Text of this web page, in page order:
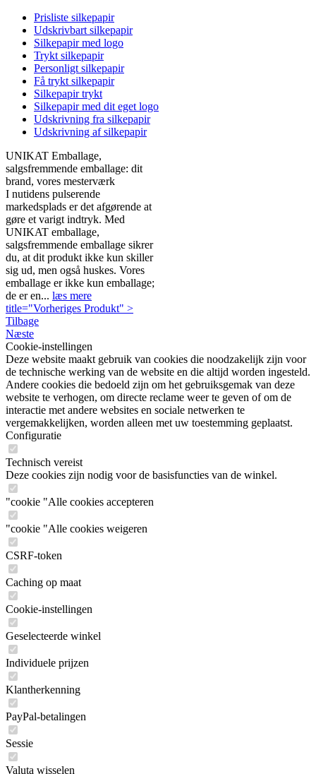
Prisliste silkepapir
Udskrivbart silkepapir
Silkepapir med logo
Trykt silkepapir
Personligt silkepapir
Få trykt silkepapir
Silkepapir trykt
Silkepapir med dit eget logo
Udskrivning fra silkepapir
Udskrivning af silkepapir
UNIKAT Emballage,
salgsfremmende emballage: dit
brand, vores mesterværk
I nutidens pulserende
markedsplads er det afgørende at
gøre et varigt indtryk. Med
UNIKAT emballage,
salgsfremmende emballage sikrer
du, at dit produkt ikke kun skiller
sig ud, men også huskes. Vores
emballage er ikke kun emballage;
de er en... læs mere
title="Vorheriges Produkt" >
Tilbage
Næste
Cookie-instellingen
Deze website maakt gebruik van cookies die noodzakelijk zijn voor
de technische werking van de website en die altijd worden ingesteld.
Andere cookies die bedoeld zijn om het gebruiksgemak van deze
website te verhogen, om directe reclame weer te geven of om de
interactie met andere websites en sociale netwerken te
vergemakkelijken, worden alleen met uw toestemming geplaatst.
Configuratie
Technisch vereist
Deze cookies zijn nodig voor de basisfuncties van de winkel.
"cookie "Alle cookies accepteren
"cookie "Alle cookies weigeren
CSRF-token
Caching op maat
Cookie-instellingen
Geselecteerde winkel
Individuele prijzen
Klantherkenning
PayPal-betalingen
Sessie
Valuta wisselen